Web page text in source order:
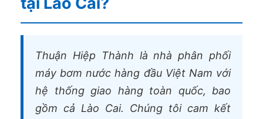
Thuận Hiệp Thành là nhà phân phối
máy bơm nước hàng đầu Việt Nam với
hệ thống giao hàng toàn quốc, bao
gồm cả Lào Cai. Chúng tôi cam kết